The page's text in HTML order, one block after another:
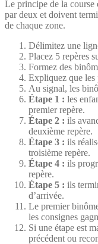
Le principe de la course
par deux et doivent
de chaque zone.
Délimitez une
Placez 5 repères
Formez des
Expliquez que les
Au signal, les
Étape 1 : les
premier repère.
Étape 2 : ils
deuxième repère.
Étape 3 : ils
troisième repère.
Étape 4 : ils
repère.
Étape 5 : ils
d’arrivée.
Le premier
les consignes
Si une étape est
précédent ou